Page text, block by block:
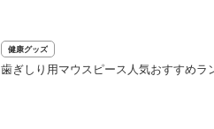
健康グッズ
歯ぎしり用マウスピース人気おすすめ